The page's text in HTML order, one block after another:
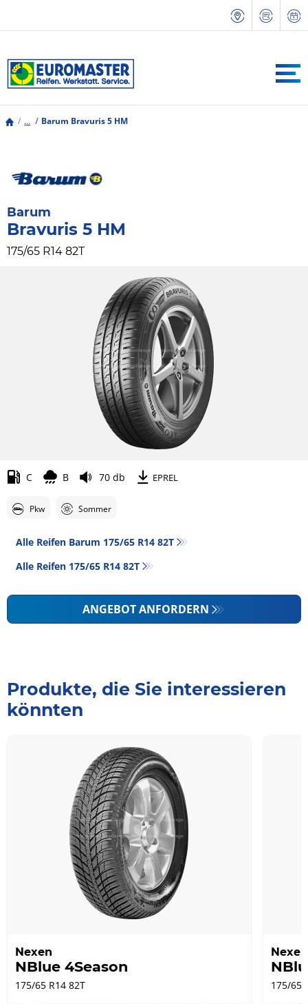
... Barum Bravuris 5 HM
Barum
Bravuris 5 HM
175/65 R14 82T
C B 70 db EPREL
Pkw Sommer
Alle Reifen Barum 175/65 R14 82T
Alle Reifen‎ 175/65 R14 82T
ANGEBOT ANFORDERN
Produkte, die Sie interessieren
könnten
Nexen
NBlue 4Season
175/65 R14 82T
Nexen
175/65